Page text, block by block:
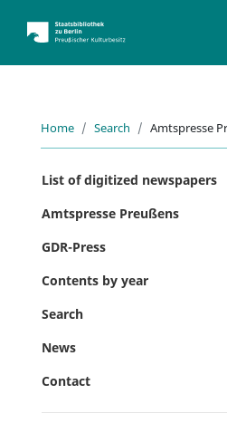
Home Search Amtspresse
List of digitized newspapers
Amtspresse Preußens
GDR-Press
Contents by year
Search
News
Contact